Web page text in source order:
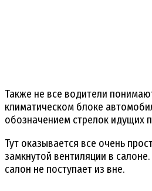
Также не все водители
климатическом блоке
обозначением стрелок идущих
Тут оказывается все очень
замкнутой вентиляции в
салон не поступает из вне.